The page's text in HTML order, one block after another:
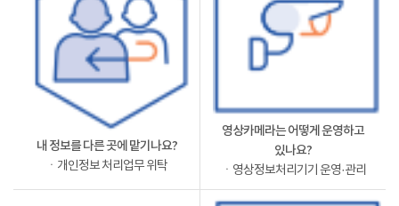
내 정보를 다른 곳에 맡기나요?
ㆍ개인정보 처리업무 위탁
영상카메라는 어떻게 운영하고
있나요?
ㆍ영상정보처리기기 운영·관리